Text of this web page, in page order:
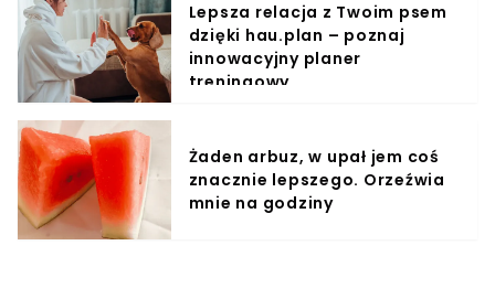
Lepsza relacja z Twoim psem
dzięki hau.plan – poznaj
innowacyjny planer
treningowy
Żaden arbuz, w upał jem coś
znacznie lepszego. Orzeźwia
mnie na godziny